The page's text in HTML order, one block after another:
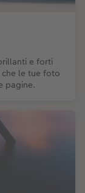
e forti
le tue foto
pagine.